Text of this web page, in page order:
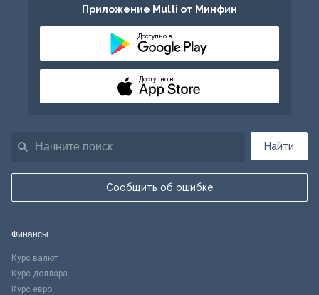
Найти
Сообщить об ошибке
Приложение Multi от Минфин
Доступно в
Доступно в
Финансы
Курс валют
Курс доллара
Курс евро